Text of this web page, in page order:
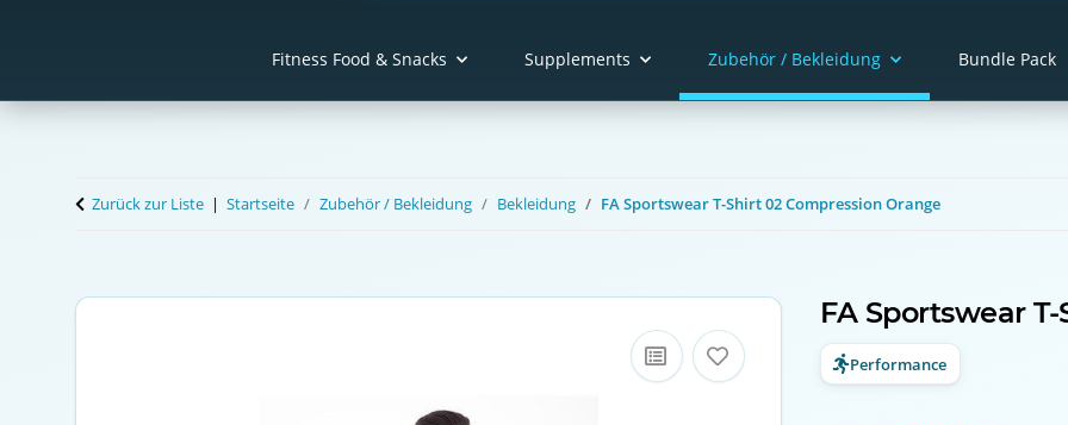
Fitness Food & Snacks Supplements Zubehör / Bekleidung Bundle Pack
Zurück zur Liste Startseite Zubehör / Bekleidung Bekleidung FA Sportswear T-Shirt 02 Compression Orange
FA Sportswear
Performance